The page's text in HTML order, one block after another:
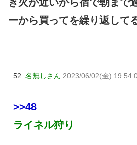
ーから買ってを繰り返して
52: 名無しさん 2023/06/02(金)
>>48
ライネル狩り